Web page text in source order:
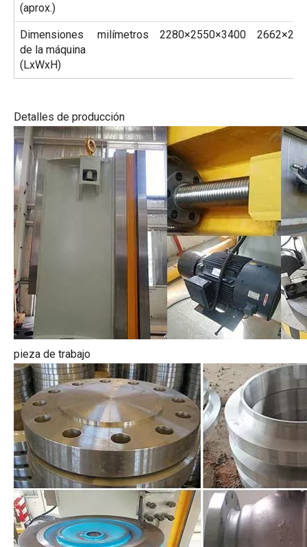
(aprox.)
Dimensiones
de la máquina
(LxWxH)
milímetros 2280×2550×3400
Detalles de producción
pieza de trabajo